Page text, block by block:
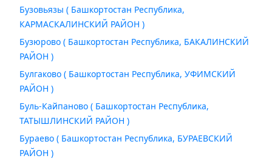
Бузовьязы ( Башкортостан Республика,
КАРМАСКАЛИНСКИЙ РАЙОН )
Бузюрово ( Башкортостан Республика, БАКАЛИНСКИЙ
РАЙОН )
Булгаково ( Башкортостан Республика, УФИМСКИЙ
РАЙОН )
Буль-Кайпаново ( Башкортостан Республика,
ТАТЫШЛИНСКИЙ РАЙОН )
Бураево ( Башкортостан Республика, БУРАЕВСКИЙ
РАЙОН )